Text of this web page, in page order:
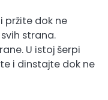
pržite dok ne
strana.
U istoj šerpi
i dinstajte dok ne